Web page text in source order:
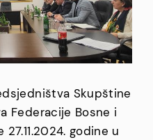
Skupštine
Federacije Bosne i
godine u